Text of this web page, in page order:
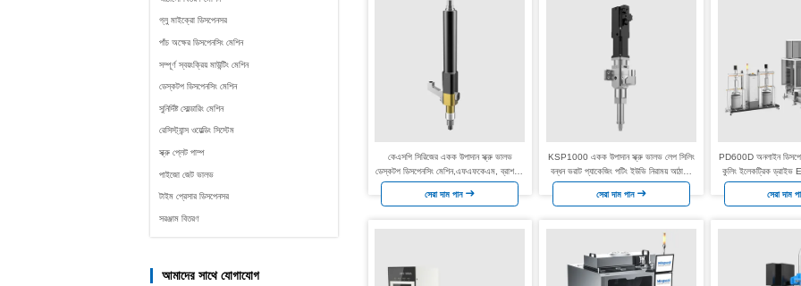
গ্লু মাইক্রো ডিসপেনসর
পাঁচ অক্ষের ডিসপেনসিং মেশিন
সম্পূর্ণ স্বয়ংক্রিয় মাউন্টিং মেশিন
ডেস্কটপ ডিসপেনসিং মেশিন
সুনির্দিষ্ট সোল্ডারিং মেশিন
রেসিস্ট্যান্স ওয়েল্ডিং সিস্টেম
স্ক্রু প্লেট পাম্প
পাইজো জেট ভালভ
টাইম প্রেসার ডিসপেনসর
সরঞ্জাম বিতরণ
আমাদের সাথে যোগাযোগ
কেএসপি সিরিজের একক উপাদান স্ক্রু ভালভ
ডেস্কটপ ডিসপেনসিং মেশিন,এফএফকেএম, ব্রাশহীন
ডিসি
সেরা দাম পান
KSP1000 একক উপাদান স্ক্রু ভালভ লেপ সিলিং
বন্ধন ভরাট প্যাকেজিং পটিং ইউভি নিরাময় আঠালো
তাপীয় জেল
সেরা দাম পান
PD600D অনলাইন
কুলিং ইলেকট্রিক
OBC BMS LIDAR
সেরা দাম